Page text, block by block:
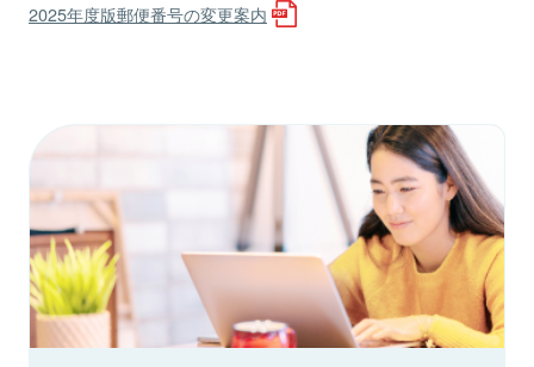
2025年度版郵便番号の変更案内